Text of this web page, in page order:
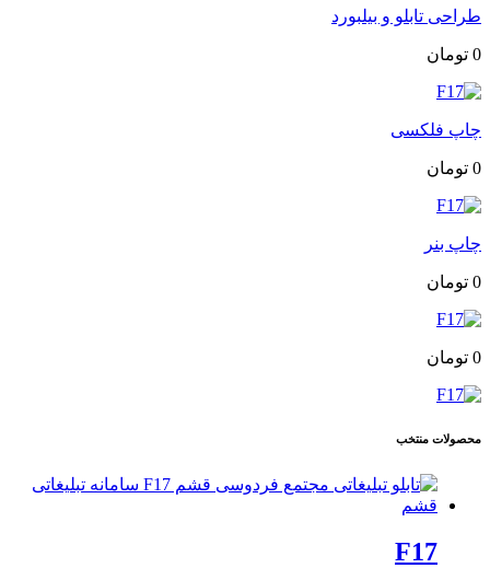
طراحی تابلو و بیلبورد
0 تومان
چاپ فلکسی
0 تومان
چاپ بنر
0 تومان
0 تومان
محصولات منتخب
F17